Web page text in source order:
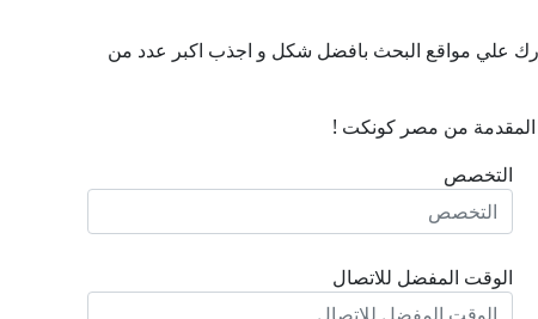
علي مواقع البحث بافضل شكل و اجذب اكبر عدد من
من مصر كونكت !
التخصص
الوقت المفضل للاتصال